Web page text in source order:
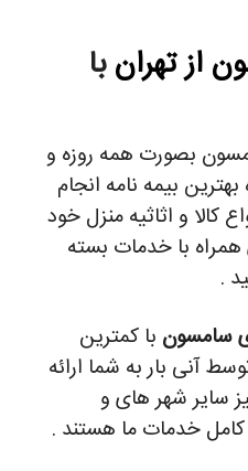
از تهرانبا
بصورت همه روزه و
بیمه نامه انجام
کالا و اثاثیه منزل خود
همراه با خدمات بسته
.
سامسون با کمترین
آنی بار به شما ارائه
سایر شهر های و
خدمات ما هستند .